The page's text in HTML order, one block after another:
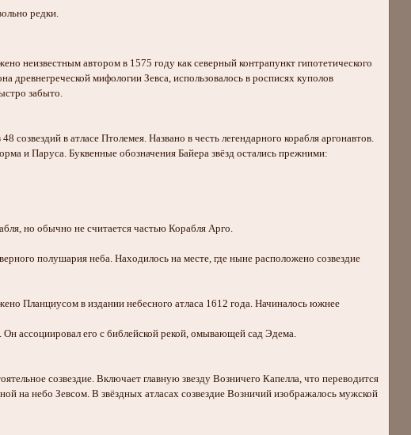
редки.
неизвестным автором в 1575 году как северный контрапункт гипотетического
мифологии Зевса, использовалось в росписях куполов
забыто.
в атласе Птолемея. Названо в честь легендарного корабля аргонавтов.
и Паруса. Буквенные обозначения Байера звёзд остались прежними:
но обычно не считается частью Корабля Арго.
полушария неба. Находилось на месте, где ныне расположено созвездие
Планциусом в издании небесного атласа 1612 года. Начиналось южнее
ассоциировал его с библейской рекой, омывающей сад Эдема.
созвездие. Включает главную звезду Возничего Капелла, что переводится
на небо Зевсом. В звёздных атласах созвездие Возничий изображалось мужской